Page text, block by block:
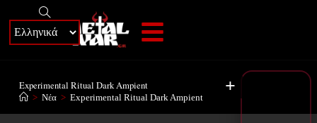
+
Experimental Ritual Dark Ampient
> Νέα > Experimental Ritual Dark Ampient